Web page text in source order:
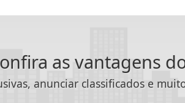
as vantagens
anunciar classificados e